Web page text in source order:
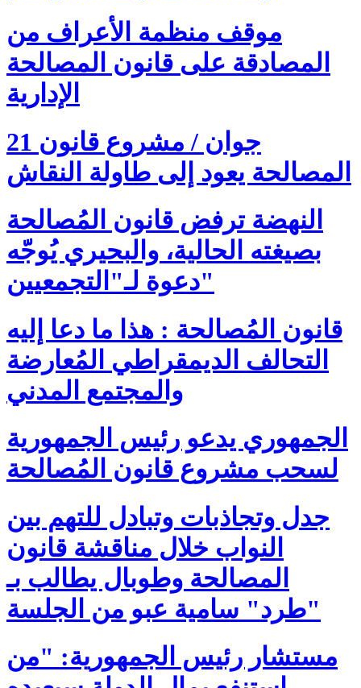
موقف منظمة الأعراف من
المصادقة على قانون المصالحة
الإدارية
21 جوان / مشروع قانون
المصالحة يعود إلى طاولة النقاش
النهضة ترفض قانون المُصالحة
بصيغته الحالية، والبحيري يُوجّه
دعوة لـ"التجمعيين"
قانون المُصالحة : هذا ما دعا إليه
التحالف الديمقراطي المُعارضة
والمجتمع المدني
الجمهوري يدعو رئيس الجمهورية
لسحب مشروع قانون المُصالحة
جدل وتجاذبات وتبادل للتهم بين
النواب خلال مناقشة قانون
المصالحة وطوبال يطالب بـ
"طرد" سامية عبو من الجلسة
مستشار رئيس الجمهورية: "من